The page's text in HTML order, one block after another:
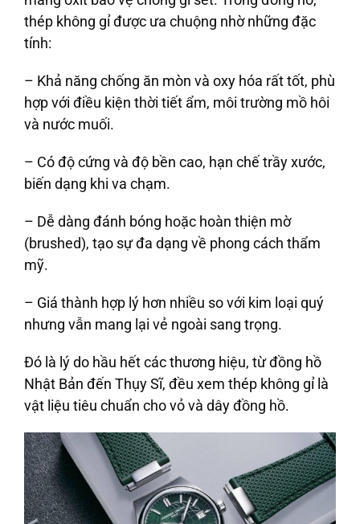
thép không gỉ được ưa chuộng nhờ những đặc
tính:
– Khả năng chống ăn mòn và oxy hóa rất tốt, phù
hợp với điều kiện thời tiết ẩm, môi trường mồ hôi
và nước muối.
– Có độ cứng và độ bền cao, hạn chế trầy xước,
biến dạng khi va chạm.
– Dễ dàng đánh bóng hoặc hoàn thiện mờ
(brushed), tạo sự đa dạng về phong cách thẩm
mỹ.
– Giá thành hợp lý hơn nhiều so với kim loại quý
nhưng vẫn mang lại vẻ ngoài sang trọng.
Đó là lý do hầu hết các thương hiệu, từ đồng hồ
Nhật Bản đến Thụy Sĩ, đều xem thép không gỉ là
vật liệu tiêu chuẩn cho vỏ và dây đồng hồ.